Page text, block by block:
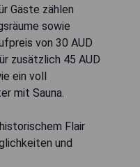
Gäste zählen
sowie
von 30 AUD
zusätzlich 45 AUD
ein voll
mit Sauna.
Flair
und